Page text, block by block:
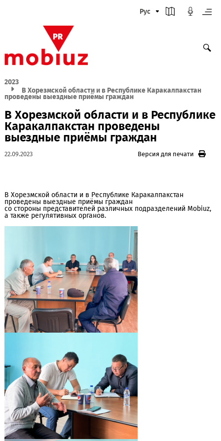
Рус
2023
В Хорезмской области и в Республике
проведены выездные приёмы граждан
В Хорезмской области и в
Каракалпакстан проведены
выездные приёмы граждан
В Хорезмской области и в Республике Каракалпакстан
проведены выездные приёмы граждан
со стороны представителей различных подразделений